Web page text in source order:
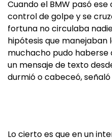
Cuando el BMW pasó
control de golpe y se
fortuna no circulaba
hipótesis que manejaban
muchacho pudo
un mensaje de texto
durmió o cabeceó,
Lo cierto es que en un